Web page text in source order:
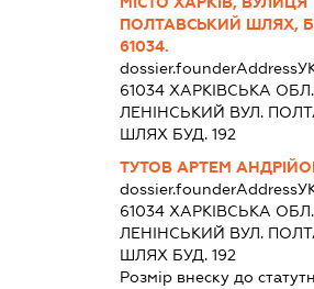
ПОЛТАВСЬКИЙ ШЛЯХ,
61034.
dossier.founderAddress
61034 ХАРКIВСЬКА ОБЛ.
ЛЕНІНСЬКИЙ ВУЛ.
ШЛЯХ БУД. 192
ТУТОВ АРТЕМ
dossier.founderAddress
61034 ХАРКIВСЬКА ОБЛ.
ЛЕНІНСЬКИЙ ВУЛ.
ШЛЯХ БУД. 192
Розмір внеску до